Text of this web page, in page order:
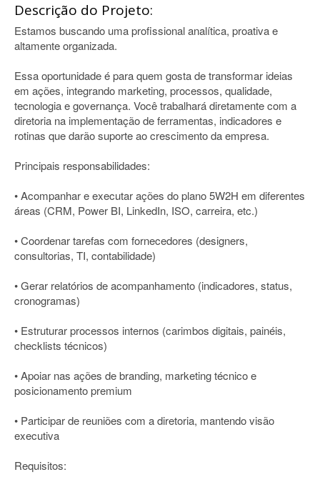
Descrição do Projeto:
Estamos buscando uma profissional analítica, proativa e
altamente organizada.
Essa oportunidade é para quem gosta de transformar ideias
em ações, integrando marketing, processos, qualidade,
tecnologia e governança. Você trabalhará diretamente com a
diretoria na implementação de ferramentas, indicadores e
rotinas que darão suporte ao crescimento da empresa.
Principais responsabilidades:
• Acompanhar e executar ações do plano 5W2H em diferentes
áreas (CRM, Power BI, LinkedIn, ISO, carreira, etc.)
• Coordenar tarefas com fornecedores (designers,
consultorias, TI, contabilidade)
• Gerar relatórios de acompanhamento (indicadores, status,
cronogramas)
• Estruturar processos internos (carimbos digitais, painéis,
checklists técnicos)
• Apoiar nas ações de branding, marketing técnico e
posicionamento premium
• Participar de reuniões com a diretoria, mantendo visão
executiva
Requisitos: